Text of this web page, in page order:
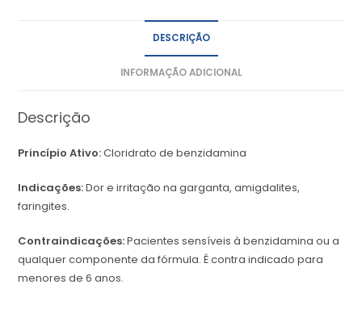
DESCRIÇÃO
INFORMAÇÃO ADICIONAL
Descrição
Princípio Ativo:Cloridrato de benzidamina
Indicações:Dor e irritação na garganta, amigdalites,
faringites.
Contraindicações:Pacientes sensíveis à benzidamina ou a
qualquer componente da fórmula. É contra indicado para
menores de 6 anos.